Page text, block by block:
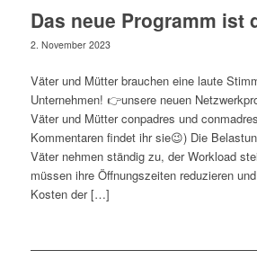
Das neue Programm ist
2. November 2023
Väter und Mütter brauchen eine laute
Unternehmen! 👉unsere neuen
Väter und Mütter conpadres und
Kommentaren findet ihr sie😉) Die
Väter nehmen ständig zu, der Workload
müssen ihre Öffnungszeiten reduzieren
Kosten der […]